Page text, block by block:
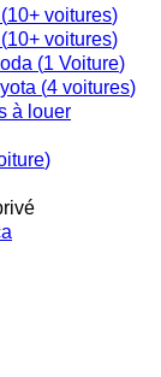
(10+ voitures)
(10+ voitures)
(1 Voiture)
(4 voitures)
)